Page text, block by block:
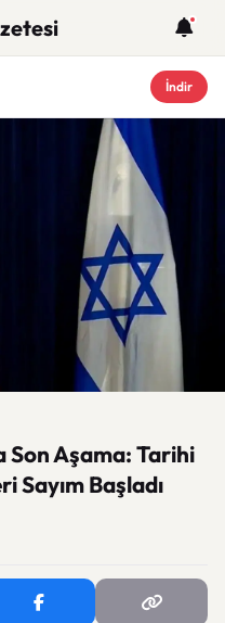
İndir
Son Aşama: Tarihi
Sayım Başladı